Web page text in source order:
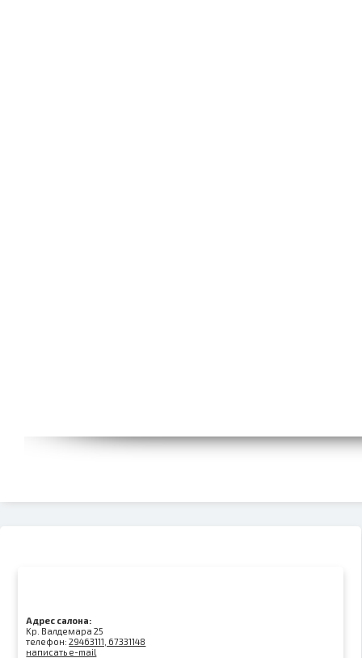
Адрес салона:
Kр. Валдемара 25
телефон:29463111, 67331148
написать e-mail